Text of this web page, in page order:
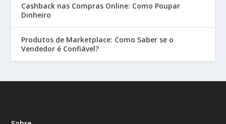
Cashback nas Compras Online: Como Poupar
Dinheiro
Produtos de Marketplace: Como Saber se o
Vendedor é Confiável?